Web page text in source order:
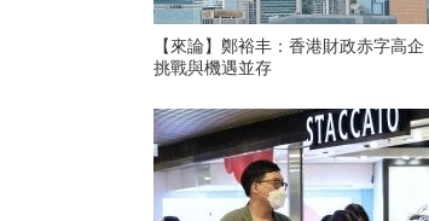
【來論】鄭裕丰：香港財政赤字高企
挑戰與機遇並存